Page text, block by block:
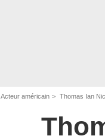
Acteur américain Thomas Ian